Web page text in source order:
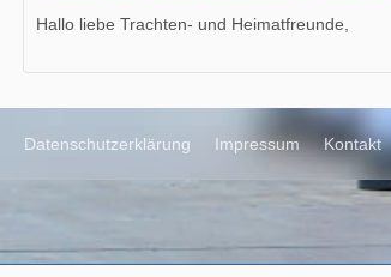
Hallo liebe Trachten- und Heimatfreunde,
Datenschutzerklärung Impressum Kontakt